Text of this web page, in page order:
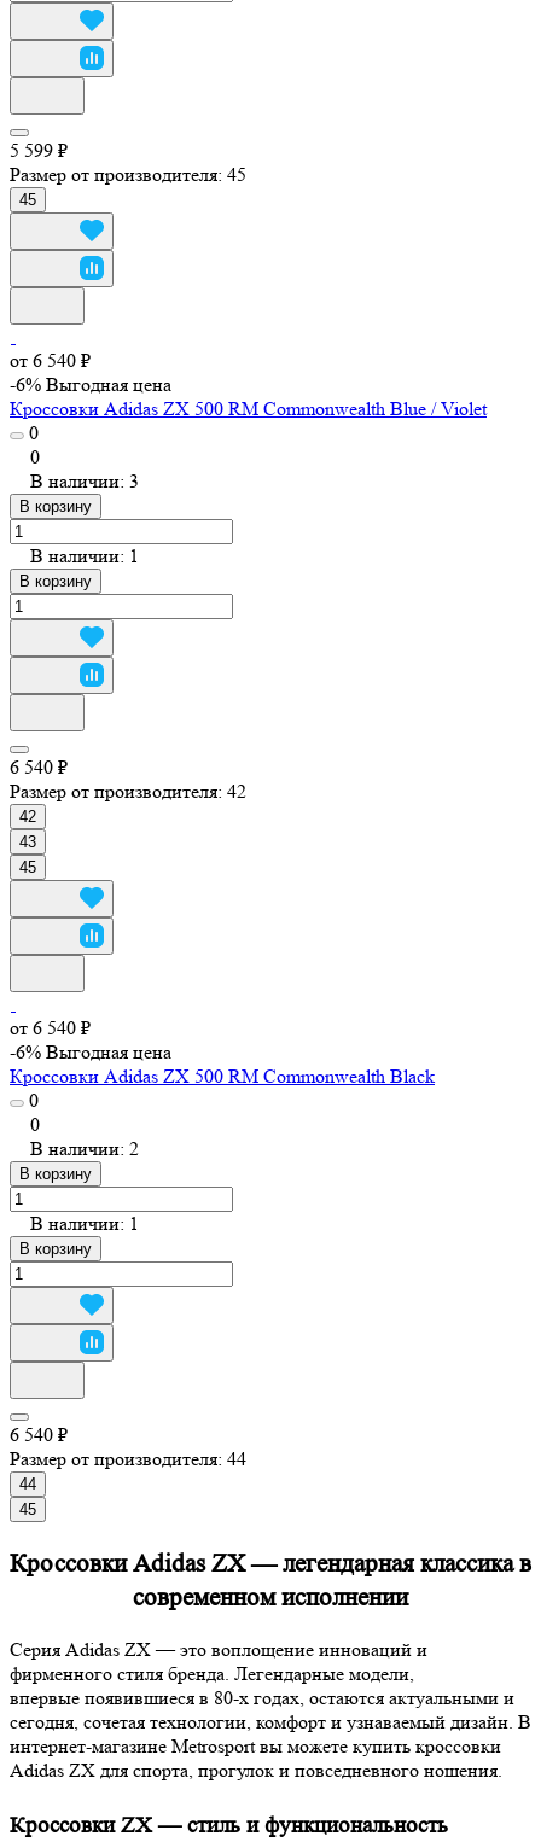
5 599 ₽
Размер от производителя: 45
45
от 6 540 ₽
-6% Выгодная цена
Кроссовки Adidas ZX 500 RM Commonwealth Blue / Violet
0
0
В наличии: 3
В корзину
В наличии: 1
В корзину
6 540 ₽
Размер от производителя: 42
42
43
45
от 6 540 ₽
-6% Выгодная цена
Кроссовки Adidas ZX 500 RM Commonwealth Black
0
0
В наличии: 2
В корзину
В наличии: 1
В корзину
6 540 ₽
Размер от производителя: 44
44
45
Кроссовки Adidas ZX — легендарная классика в
современном исполнении
Серия Adidas ZX — это воплощение инноваций и
фирменного стиля бренда. Легендарные модели,
впервые появившиеся в 80-х годах, остаются актуальными и
сегодня, сочетая технологии, комфорт и узнаваемый дизайн. В
интернет-магазине Metrosport вы можете купить кроссовки
Adidas ZX для спорта, прогулок и повседневного ношения.
Кроссовки ZX — стиль и функциональность